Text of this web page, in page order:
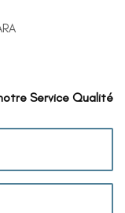
Service Qualité